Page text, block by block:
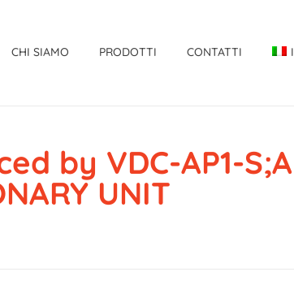
CHI SIAMO PRODOTTI CONTATTI
by VDC-AP1-
UNIT